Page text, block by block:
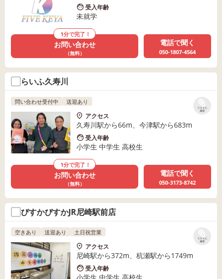
受入年齢
未就学
1分で完了！
お問い合わせ
（無料）
電話で聞く
050-1807-4564
らいふ久寿川
リストに
保存
問い合わせ受付中 送迎あり
アクセス
久寿川駅から66m、今津駅から683m
受入年齢
小学生 中学生 高校生
1分で完了！
お問い合わせ
（無料）
電話で聞く
050-3173-8742
ぴすかぴすかJR尼崎駅前店
リストに
保存
空きあり 送迎あり 土日祝営業
アクセス
尼崎駅から372m、杭瀬駅から1749m
受入年齢